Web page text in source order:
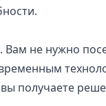
Вам не нужно
получаете